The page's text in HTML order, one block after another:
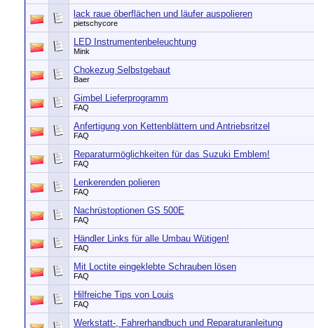
lack raue öberflächen und läufer auspolieren
pietschycore
LED Instrumentenbeleuchtung
Mink
Chokezug Selbstgebaut
Baer
Gimbel Lieferprogramm
FAQ
Anfertigung von Kettenblättern und Antriebsritzel
FAQ
Reparaturmöglichkeiten für das Suzuki Emblem!
FAQ
Lenkerenden polieren
FAQ
Nachrüstoptionen GS 500E
FAQ
Händler Links für alle Umbau Wütigen!
FAQ
Mit Loctite eingeklebte Schrauben lösen
FAQ
Hilfreiche Tips von Louis
FAQ
Werkstatt-, Fahrerhandbuch und Reparaturanleitung